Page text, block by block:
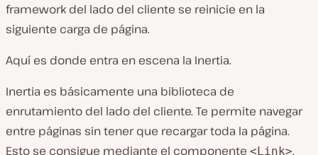
framework del lado del cliente se reinicie en la
siguiente carga de página.
Aquí es donde entra en escena la Inertia.
Inertia es básicamente una biblioteca de
enrutamiento del lado del cliente. Te permite navegar
entre páginas sin tener que recargar toda la página.
Esto se consigue mediante el componente <Link>,